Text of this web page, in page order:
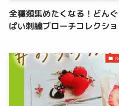
全種類集めたくなる！どん
ぱい刺繍ブローチコレクシ